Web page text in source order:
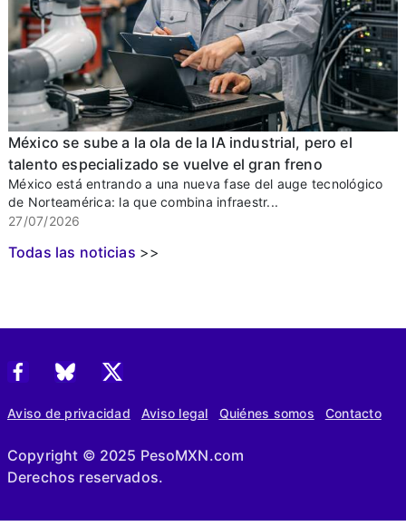
México se sube a la ola de la IA industrial, pero el
talento especializado se vuelve el gran freno
México está entrando a una nueva fase del auge tecnológico
de Norteamérica: la que combina infraestr...
27/07/2026
Todas las noticias >>
Aviso de privacidad Aviso legal Quiénes somos Contacto
Copyright © 2025 PesoMXN.com
Derechos reservados.